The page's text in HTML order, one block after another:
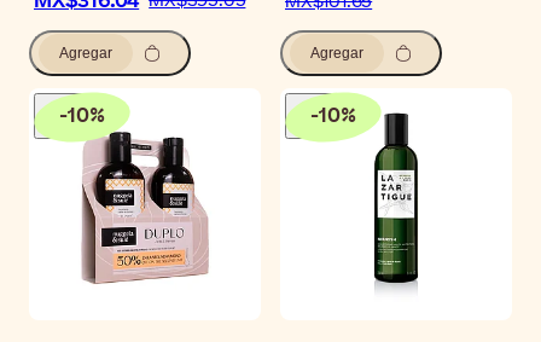
Agregar Agregar
-10% -10%